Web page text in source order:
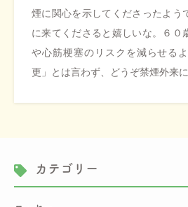
煙に関心を示してくださったよう
に来てくださると嬉しいな。６０
や心筋梗塞のリスクを減らせる
更」とは言わず、どうぞ禁煙外来
カテゴリー